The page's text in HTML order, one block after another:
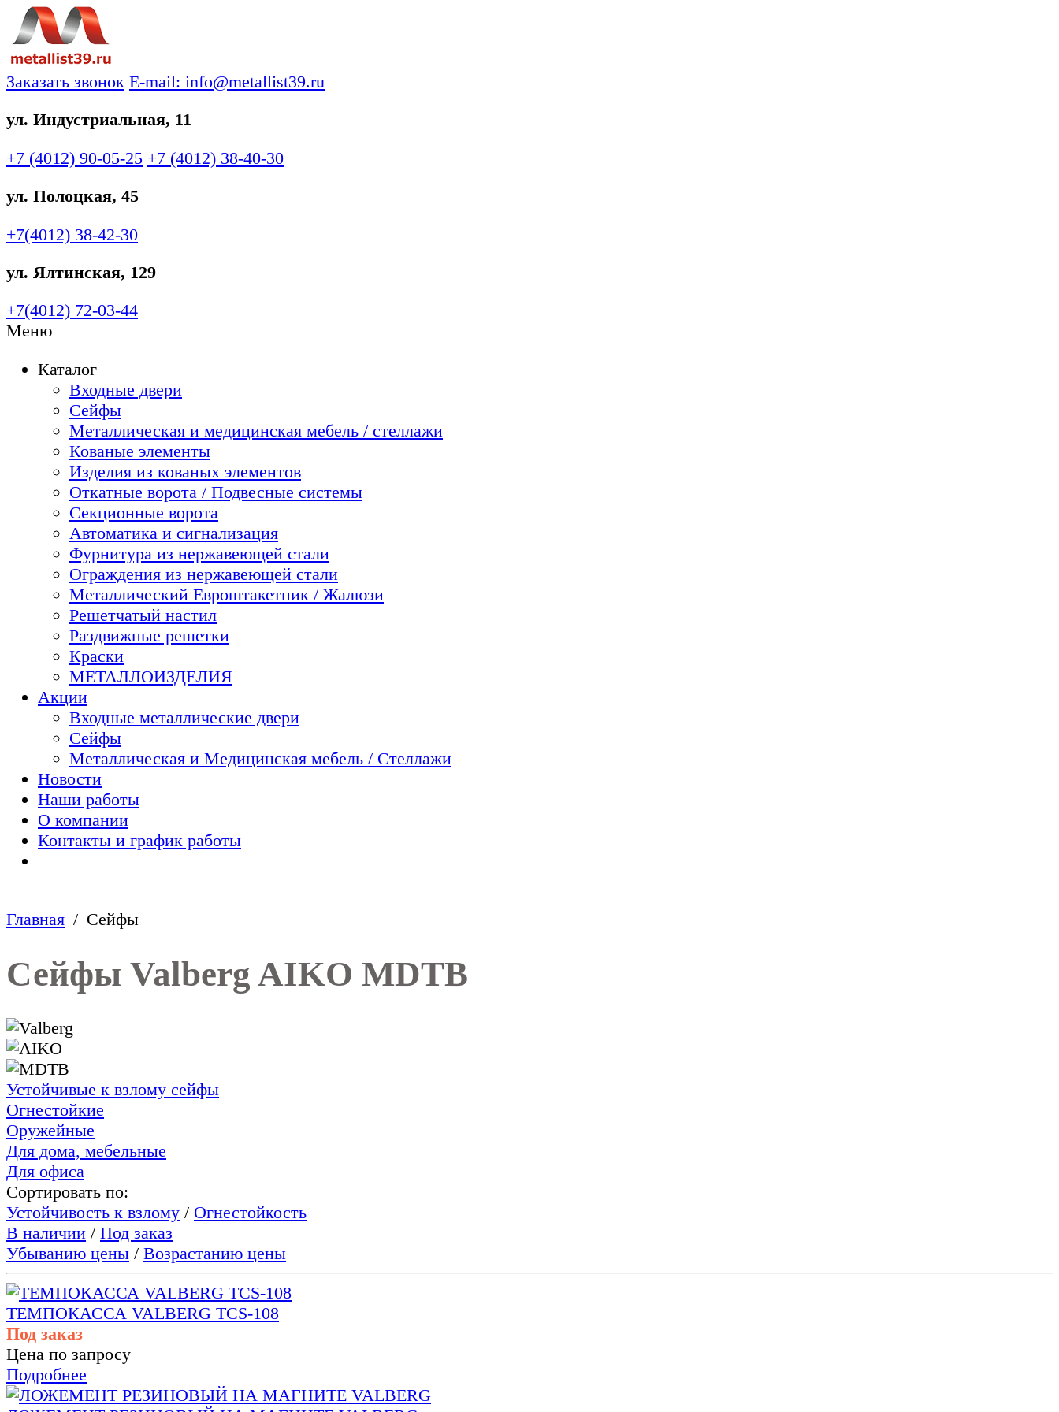
Заказать звонок E-mail: info@metallist39.ru
ул. Индустриальная, 11
+7 (4012) 90-05-25 +7 (4012) 38-40-30
ул. Полоцкая, 45
+7(4012) 38-42-30
ул. Ялтинская, 129
+7(4012) 72-03-44
Меню
Каталог
Входные двери
Сейфы
Металлическая и медицинская мебель / стеллажи
Кованые элементы
Изделия из кованых элементов
Откатные ворота / Подвесные системы
Секционные ворота
Автоматика и сигнализация
Фурнитура из нержавеющей стали
Ограждения из нержавеющей стали
Металлический Евроштакетник / Жалюзи
Решетчатый настил
Раздвижные решетки
Краски
МЕТАЛЛОИЗДЕЛИЯ
Акции
Входные металлические двери
Сейфы
Металлическая и Медицинская мебель / Стеллажи
Новости
Наши работы
О компании
Контакты и график работы
Главная Сейфы
Сейфы Valberg AIKO MDTB
Устойчивые к взлому сейфы
Огнестойкие
Оружейные
Для дома, мебельные
Для офиса
Сортировать по:
Устойчивость к взлому / Огнестойкость
В наличии / Под заказ
Убыванию цены / Возрастанию цены
ТЕМПОКАССА VALBERG TCS-108
Под заказ
Цена по запросу
Подробнее